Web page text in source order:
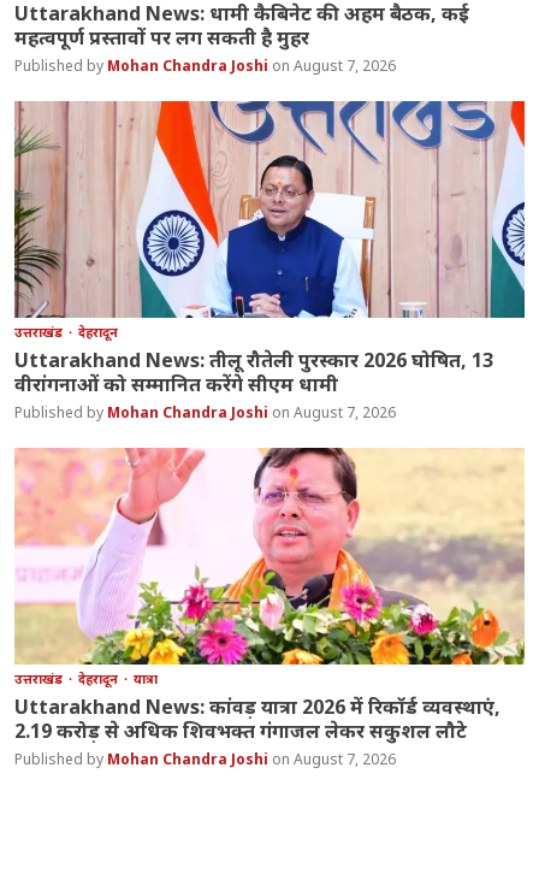
Uttarakhand News: धामी कैबिनेट की अहम बैठक, कई
महत्वपूर्ण प्रस्तावों पर लग सकती है मुहर
Mohan Chandra Joshi August 7, 2026
उत्तराखंड देहरादून
Uttarakhand News: तीलू रौतेली पुरस्कार 2026 घोषित, 13
वीरांगनाओं को सम्मानित करेंगे सीएम धामी
Mohan Chandra Joshi August 7, 2026
उत्तराखंड देहरादून यात्रा
Uttarakhand News: कांवड़ यात्रा 2026 में रिकॉर्ड व्यवस्थाएं,
2.19 करोड़ से अधिक शिवभक्त गंगाजल लेकर सकुशल लौटे
Mohan Chandra Joshi August 7, 2026